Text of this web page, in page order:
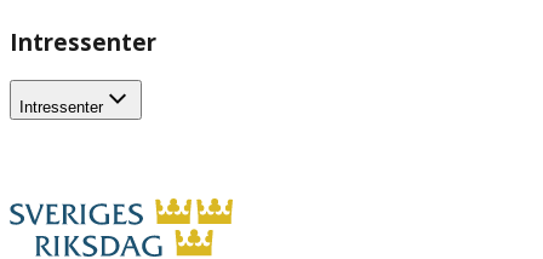
Intressenter
Intressenter